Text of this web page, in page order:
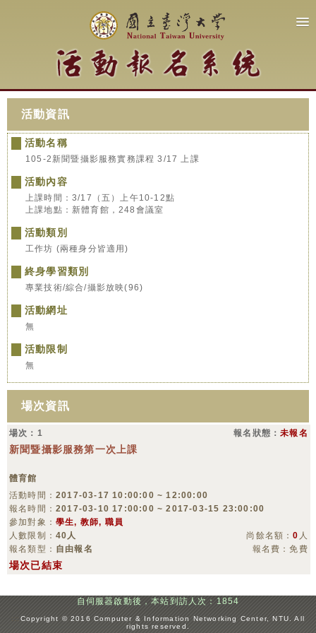
活動資訊
活動名稱
105-2新聞暨攝影服務實務課程 3/17 上課
活動內容
上課時間：3/17（五）上午10-12點
上課地點：新體育館，248會議室
活動類別
工作坊 (兩種身分皆適用)
終身學習類別
專業技術/綜合/攝影放映(96)
活動網址
無
活動限制
無
場次資訊
場次：1 報名狀態：未報名
新聞暨攝影服務第一次上課
體育館
活動時間： 2017-03-17 10:00:00 ~ 12:00:00
報名時間： 2017-03-10 17:00:00 ~ 2017-03-15 23:00:00
參加對象： 學生, 教師, 職員
人數限制： 40人 尚餘名額：0 人
報名類型： 自由報名 報名費：免費
場次已結束
自伺服器啟動後，本站到訪人次：1854
::: Copyright © 2016 Computer & Information Networking Center, NTU. All
rights reserved.